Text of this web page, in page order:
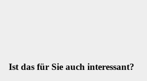
Ist das für Sie auch interessant?